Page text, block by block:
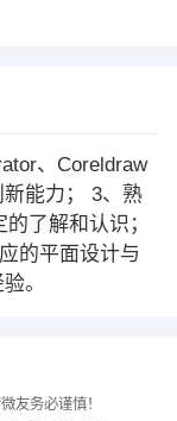
、Coreldraw
能力； 3、熟
了解和认识；
的平面设计与
。
友务必谨慎！